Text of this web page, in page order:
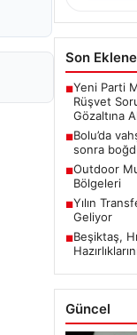
Son
■Yeni Parti
Rüşvet
Gözaltına
■Bolu’da
sonra
■Outdoor
Bölgeleri
■Yılın
Geliyor
■Beşiktaş,
Güncel